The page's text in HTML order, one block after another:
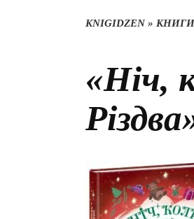
KNIGIDZEN» КНИГИ
«Ніч,